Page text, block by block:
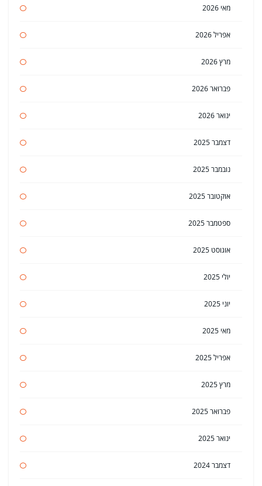
מאי 2026
אפריל 2026
מרץ 2026
פברואר 2026
ינואר 2026
דצמבר 2025
נובמבר 2025
אוקטובר 2025
ספטמבר 2025
אוגוסט 2025
יולי 2025
יוני 2025
מאי 2025
אפריל 2025
מרץ 2025
פברואר 2025
ינואר 2025
דצמבר 2024